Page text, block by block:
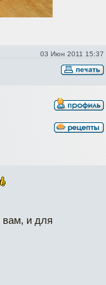
03 Июн 2011 15:37
и для